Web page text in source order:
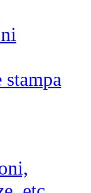
stampa